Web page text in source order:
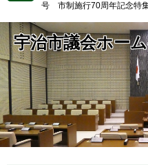
で
す
。
ば
し
て
本
文
へ
号 市制施行70周年記念特集
宇治市議会ホー